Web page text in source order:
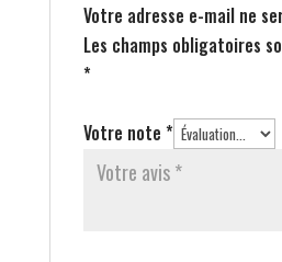
Votre adresse e-mail ne
Les champs obligatoires
*
Votre note *